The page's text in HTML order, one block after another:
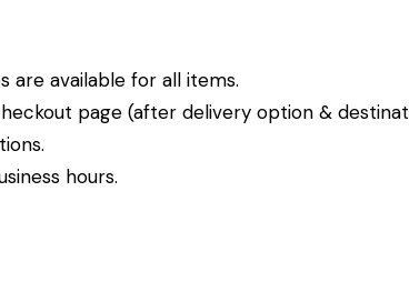
are available for all items.
page (after delivery option &
hours.